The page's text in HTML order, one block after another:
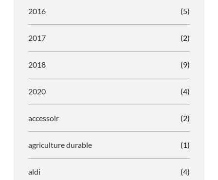
2016 (5)
2017 (2)
2018 (9)
2020 (4)
accessoir (2)
agriculture durable (1)
aldi (4)